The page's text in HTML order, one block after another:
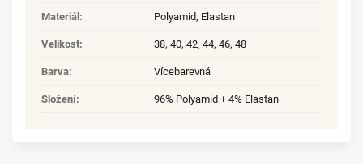
Materiál : Polyamid, Elastan
Velikost: 38, 40, 42, 44, 46, 48
Barva: Vícebarevná
Složení: 96% Polyamid + 4% Elastan